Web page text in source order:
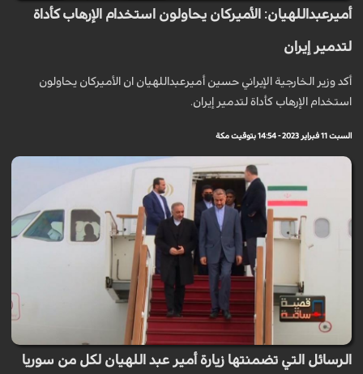
أميرعبداللهيان: الأميركان يحاولون استخدام الإرهاب كأداة
لتدمير إيران
أكد وزير الخارجية الإيراني حسين أميرعبداللهيان ان الأميركان يحاولون
استخدام الإرهاب كأداة لتدمير إيران.
السبت 11 فبراير 2023 - 14:54 بتوقيت مكة
الرسائل التي تضمنتها زيارة أمير عبد اللهيان لكل من سوريا